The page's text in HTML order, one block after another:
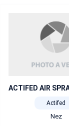
Actifed
Nez